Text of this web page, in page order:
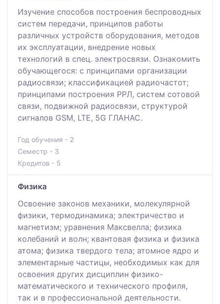
Изучение способов построения беспроводных
систем передачи, принципов работы
различных устройств оборудования, методов
их эксплуатации, внедрение новых
технологий в спец. электросвязи. Ознакомить
обучающегося: с принципами организации
радиосвязи; классификацией радиочастот;
принципами построения РРЛ, систем сотовой
связи, подвижной радиосвязи, структурой
сигналов GSM, LTE, 5G ГЛАНАС.
Год обучения - 2
Семестр - 3
Кредитов - 5
Физика
Освоение законов механики, молекулярной
физики, термодинамика; электричество и
магнетизм; уравнения Максвелла; физика
колебаний и волн; квантовая физика и физика
атома; физика твердого тела; атомное ядро и
элементарные частицы, необходимых как для
освоения других дисциплин физико-
математического и технического профиля,
так и в профессиональной деятельности.